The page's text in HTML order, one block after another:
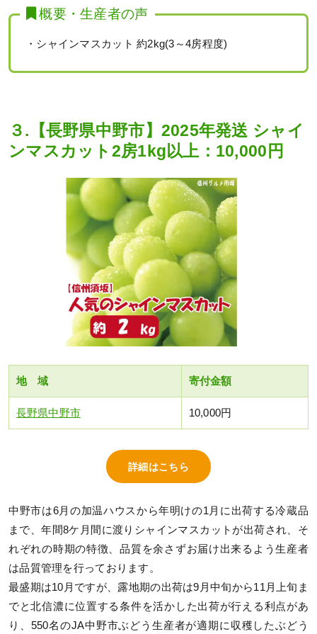
概要・生産者の声
・シャインマスカット 約2kg(3～4房程度)
３.【長野県中野市】2025年発送 シャイ
ンマスカット2房1kg以上：10,000円
地 域 寄付金額
長野県中野市 10,000円
詳細はこちら
中野市は6月の加温ハウスから年明けの1月に出荷する冷蔵品
まで、年間8ケ月間に渡りシャインマスカットが出荷され、そ
れぞれの時期の特徴、品質を余さずお届け出来るよう生産者
は品質管理を行っております。
最盛期は10月ですが、露地期の出荷は9月中旬から11月上旬ま
でと北信濃に位置する条件を活かした出荷が行える利点があ
り、550名のJA中野市ぶどう生産者が適期に収穫したぶどう